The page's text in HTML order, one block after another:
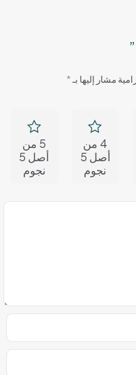
مشار إليها بـ*
4 من
أصل 5
نجوم
5 من
أصل 5
نجوم